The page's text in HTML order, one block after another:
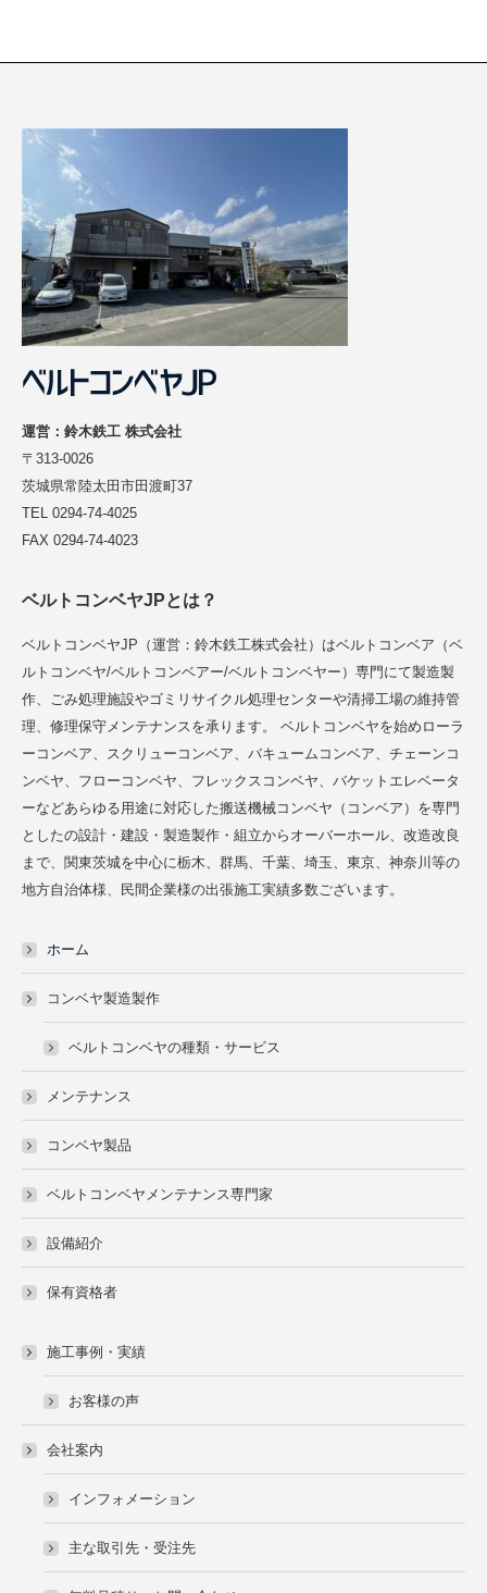
運営：鈴木鉄工 株式会社
〒313-0026
茨城県常陸太田市田渡町37
TEL 0294-74-4025
FAX 0294-74-4023
ベルトコンベヤJPとは？
ベルトコンベヤJP（運営：鈴木鉄工株式会社）はベルトコンベア（ベ
ルトコンベヤ/ベルトコンベアー/ベルトコンベヤー）専門にて製造製
作、ごみ処理施設やゴミリサイクル処理センターや清掃工場の維持管
理、修理保守メンテナンスを承ります。 ベルトコンベヤを始めローラ
ーコンベア、スクリューコンベア、バキュームコンベア、チェーンコ
ンベヤ、フローコンベヤ、フレックスコンベヤ、バケットエレベータ
ーなどあらゆる用途に対応した搬送機械コンベヤ（コンベア）を専門
としたの設計・建設・製造製作・組立からオーバーホール、改造改良
まで、関東茨城を中心に栃木、群馬、千葉、埼玉、東京、神奈川等の
地方自治体様、民間企業様の出張施工実績多数ございます。
ホーム
コンベヤ製造製作
ベルトコンベヤの種類・サービス
メンテナンス
コンベヤ製品
ベルトコンベヤメンテナンス専門家
設備紹介
保有資格者
施工事例・実績
お客様の声
会社案内
インフォメーション
主な取引先・受注先